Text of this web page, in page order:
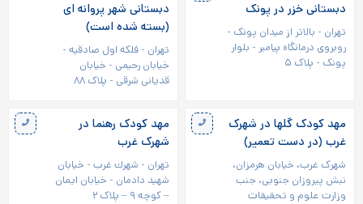
دبستانی خزر در پونک
تهران - بالاتر از میدان پونک -
روبروی درمانگاه پیامبر - بلوار
پونک - پلاک ۵
دبستانی شهر پروانه ای
(بسته شده است)
تهران - فلکه اول صادقیه -
خیابان رحیمی - خیابان
قدیانی شرقی - پلاک ۸۸
مهد کودک گلها در شهرک
غرب (در دست تعمیر)
شهرک غرب، خیابان هرمزان،
نبش پیروزان جنوبی، جنب
وزارت علوم و تحقیقات
مهد کودک رهنما در
شهرک غرب
تهران - شهرك‌ غرب - خیابان
شهيد دادمان - خیابان ایمان
– کوچه ۹ – پلاک ۲